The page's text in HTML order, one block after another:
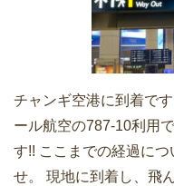
チャンギ空港に到着で
ール航空の787-10利用
す!! ここまでの経過に
せ。 現地に到着し、飛